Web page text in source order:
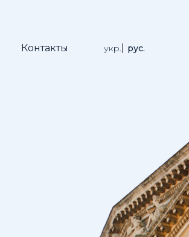
Контакты укр. рус.